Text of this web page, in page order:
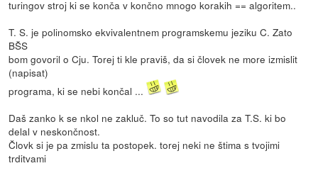
turingov stroj ki se konča v končno mnogo korakih == algoritem..
T. S. je polinomsko ekvivalentnem programskemu jeziku C. Zato
BŠS
bom govoril o Cju. Torej ti kle praviš, da si človek ne more izmislit
(napisat)
programa, ki se nebi končal ...
Daš zanko k se nkol ne zakluč. To so tut navodila za T.S. ki bo
delal v neskončnost.
Človk si je pa zmislu ta postopek. torej neki ne štima s tvojimi
trditvami